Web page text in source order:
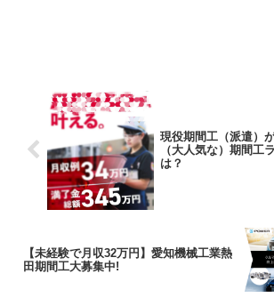
現役期間工（派遣）
（大人気な）期間工
は？
【未経験で月収32万円】愛知機械工業熱
田期間工大募集中!